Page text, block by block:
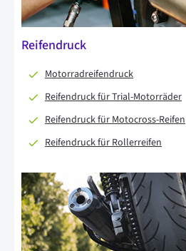
Reifendruck
Motorradreifendruck
Reifendruck für Trial-Motorräder
Reifendruck für Motocross-Reifen
Reifendruck für Rollerreifen